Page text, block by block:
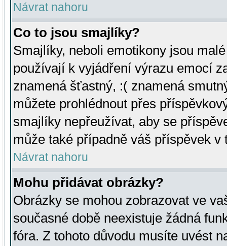
Návrat nahoru
Co to jsou smajlíky?
Smajlíky, neboli emotikony jsou
používají k vyjádření výrazu emocí
znamená šťastný, :( znamená
můžete prohlédnout přes
smajlíky nepřeužívat, aby se
může také případně váš příspěvek v
Návrat nahoru
Mohu přidávat obrázky?
Obrázky se mohou zobrazovat ve
současné době neexistuje žádná
fóra. Z tohoto důvodu musíte uvést